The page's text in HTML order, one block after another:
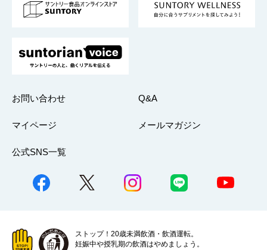
採用情報
お問い合わせ Q&A
マイページ メールマガジン
公式SNS一覧
ストップ！20歳未満飲酒・飲酒運転。
妊娠中や授乳期の飲酒はやめましょう。